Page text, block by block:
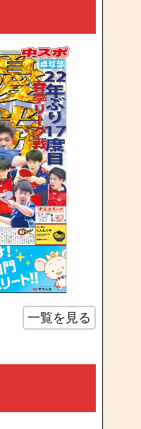
一覧を見る